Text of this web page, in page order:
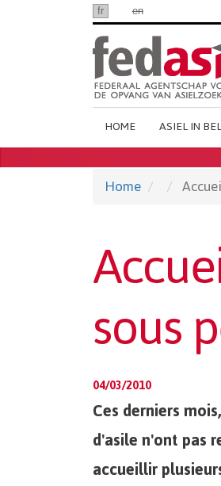
fr en
Main
Dutch
Menu
HOME ASIEL IN
Home
sous
04/03/2010
Ces derniers
d'asile n'ont pas
accueillir